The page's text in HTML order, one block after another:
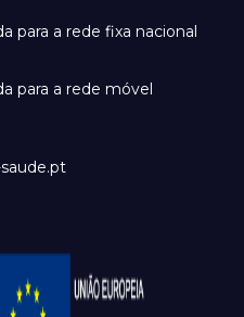
para a rede fixa nacional
para a rede móvel